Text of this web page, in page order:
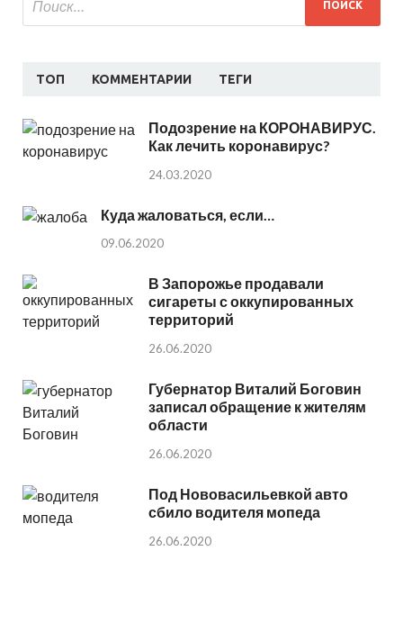
ТОП КОММЕНТАРИИ ТЕГИ
Подозрение на КОРОНАВИРУС.
Как лечить коронавирус?
24.03.2020
Куда жаловаться, если…
09.06.2020
В Запорожье продавали
сигареты с оккупированных
территорий
26.06.2020
Губернатор Виталий Боговин
записал обращение к жителям
области
26.06.2020
Под Нововасильевкой авто
сбило водителя мопеда
26.06.2020